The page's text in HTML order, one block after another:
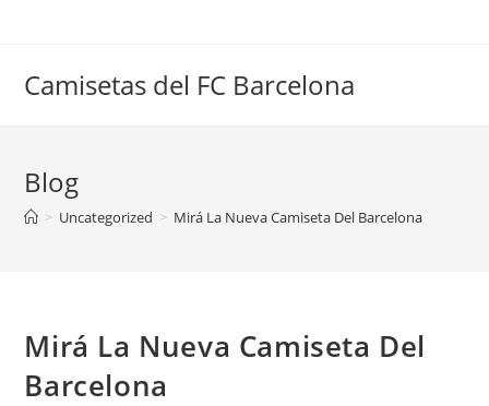
Camisetas del FC Barcelona
Blog
> Uncategorized > Mirá La Nueva Camiseta Del Barcelona
Mirá La Nueva Camiseta Del
Barcelona